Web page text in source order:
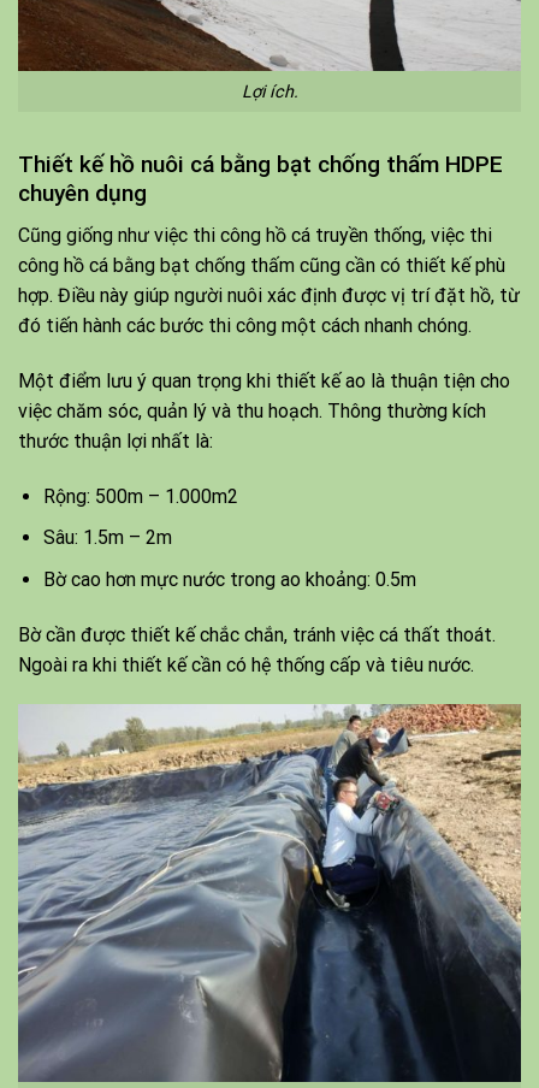
Lợi ích.
Thiết kế hồ nuôi cá bằng bạt chống thấm HDPE
chuyên dụng
Cũng giống như việc thi công hồ cá truyền thống, việc thi
công hồ cá bằng bạt chống thấm cũng cần có thiết kế phù
hợp. Điều này giúp người nuôi xác định được vị trí đặt hồ, từ
đó tiến hành các bước thi công một cách nhanh chóng.
Một điểm lưu ý quan trọng khi thiết kế ao là thuận tiện cho
việc chăm sóc, quản lý và thu hoạch. Thông thường kích
thước thuận lợi nhất là:
Rộng: 500m – 1.000m2
Sâu: 1.5m – 2m
Bờ cao hơn mực nước trong ao khoảng: 0.5m
Bờ cần được thiết kế chắc chắn, tránh việc cá thất thoát.
Ngoài ra khi thiết kế cần có hệ thống cấp và tiêu nước.